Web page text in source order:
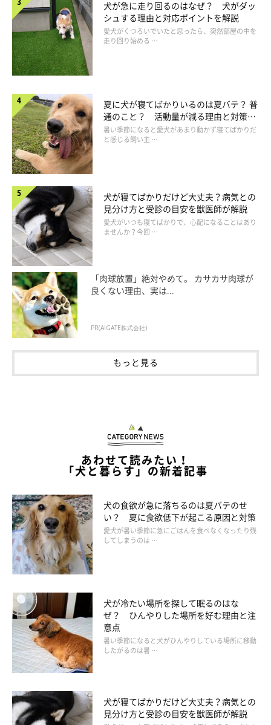
Q. クセが多いほど賢いの？
A. 学ぶことに意欲的とはいえそう
クセが多いほど賢いとまでは断言できませんが、クセの多くは学
習によるものなので「学び」への意欲は高いといえます。また、
Q. 性別によってクセの違いはある？
A. メスのほうがクセがつきやすいかも！？
性別による大きな違いはないでしょう。とはいえ、メスはオスよ
りもしつけへの反応性がいいといわれているので、学習によるク
セはつきやすいかもしれません。
クセと勘違いしやすい病気のサインとは
犬が急に走り回るのはなぜ？ 犬がダッ
シュする理由と対応ポイントを解説
愛犬がくつろいでいたと思ったら、突然部屋の中を
走り回り始める …
夏に犬が寝てばかりいるのは夏バテ？ 普
通のこと？ 活動量が減る理由と対策と
は
暑い季節になると愛犬があまり動かず寝てばかりだ
と感じる飼い主 …
犬が寝てばかりだけど大丈夫？病気との
見分け方と受診の目安を獣医師が解説
愛犬がいつも寝てばかりで、心配になることはあり
ませんか？今回 …
「肉球放置」絶対やめて。 カサカサ肉球が
良くない理由、実は...
PR(AIGATE株式会社)
もっと見る
あわせて読みたい！
「犬と暮らす」の新着記事
犬の食欲が急に落ちるのは夏バテのせ
い？ 夏に食欲低下が起こる原因と対策
愛犬が暑い季節に急にごはんを食べなくなったり残
してしまうのは …
犬が冷たい場所を探して眠るのはな
ぜ？ ひんやりした場所を好む理由と注
意点
暑い季節になると犬がひんやりしている場所に移動
したがるのは暑 …
犬が寝てばかりだけど大丈夫？病気との
見分け方と受診の目安を獣医師が解説